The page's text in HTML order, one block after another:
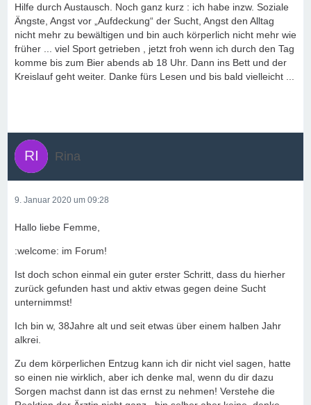
Hilfe durch Austausch. Noch ganz kurz : ich habe inzw. Soziale
Ängste, Angst vor „Aufdeckung“ der Sucht, Angst den Alltag
nicht mehr zu bewältigen und bin auch körperlich nicht mehr wie
früher ... viel Sport getrieben , jetzt froh wenn ich durch den Tag
komme bis zum Bier abends ab 18 Uhr. Dann ins Bett und der
Kreislauf geht weiter. Danke fürs Lesen und bis bald vielleicht ...
Rina
9. Januar 2020 um 09:28
Hallo liebe Femme,
:welcome: im Forum!
Ist doch schon einmal ein guter erster Schritt, dass du hierher
zurück gefunden hast und aktiv etwas gegen deine Sucht
unternimmst!
Ich bin w, 38Jahre alt und seit etwas über einem halben Jahr
alkrei.
Zu dem körperlichen Entzug kann ich dir nicht viel sagen, hatte
so einen nie wirklich, aber ich denke mal, wenn du dir dazu
Sorgen machst dann ist das ernst zu nehmen! Verstehe die